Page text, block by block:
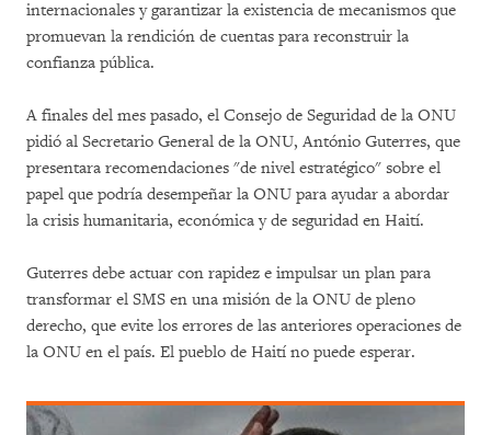
internacionales y garantizar la existencia de mecanismos que
promuevan la rendición de cuentas para reconstruir la
confianza pública.
A finales del mes pasado, el Consejo de Seguridad de la ONU
pidió al Secretario General de la ONU, António Guterres, que
presentara recomendaciones "de nivel estratégico" sobre el
papel que podría desempeñar la ONU para ayudar a abordar
la crisis humanitaria, económica y de seguridad en Haití.
Guterres debe actuar con rapidez e impulsar un plan para
transformar el SMS en una misión de la ONU de pleno
derecho, que evite los errores de las anteriores operaciones de
la ONU en el país. El pueblo de Haití no puede esperar.